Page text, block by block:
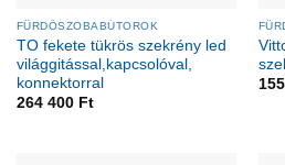
FÜRDŐSZOBABÚTOROK
TO fekete tükrös szekrény led
világgitással,kapcsolóval,
konnektorral
264 400 Ft